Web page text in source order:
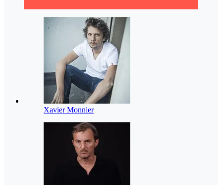
Xavier Monnier